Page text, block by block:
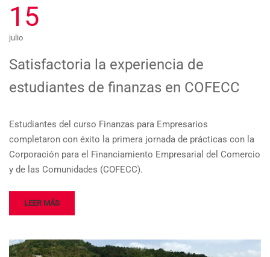
15
julio
Satisfactoria la experiencia de
estudiantes de finanzas en COFECC
Estudiantes del curso Finanzas para Empresarios
completaron con éxito la primera jornada de prácticas con la
Corporación para el Financiamiento Empresarial del Comercio
y de las Comunidades (COFECC).
LEER MÁS